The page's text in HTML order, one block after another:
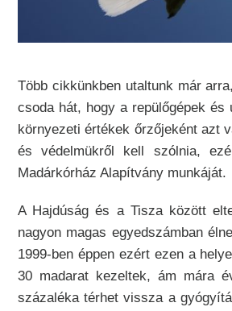
Több cikkünkben utaltunk már
csoda hát, hogy a repülőgépek
környezeti értékek őrzőjeként azt
és védelmükről kell szólnia,
Madárkórház Alapítvány munkáját.
A Hajdúság és a Tisza között
nagyon magas egyedszámban
1999-ben éppen ezért ezen a
30 madarat kezeltek, ám mára
százaléka térhet vissza a